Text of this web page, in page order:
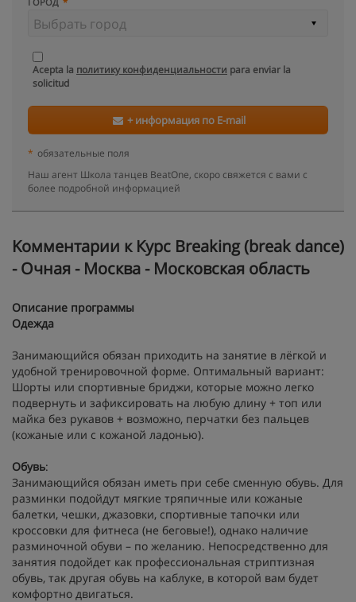
Acepta la политику конфиденциальности para enviar la
solicitud
+ информация по E-mail
* обязательные поля
Наш агент Школа танцев BeatOne, скоро свяжется с вами с
более подробной информацией
Kомментарии к Курс Breaking (break dance)
- Очная - Москва - Московская область
Описание программы
Одежда
Занимающийся обязан приходить на занятие в лёгкой и
удобной тренировочной форме. Оптимальный вариант:
Шорты или спортивные бриджи, которые можно легко
подвернуть и зафиксировать на любую длину + топ или
майка без рукавов + возможно, перчатки без пальцев
(кожаные или с кожаной ладонью).
Обувь:
Занимающийся обязан иметь при себе сменную обувь. Для
разминки подойдут мягкие тряпичные или кожаные
балетки, чешки, джазовки, спортивные тапочки или
кроссовки для фитнеса (не беговые!), однако наличие
разминочной обуви – по желанию. Непосредственно для
занятия подойдет как профессиональная стриптизная
обувь, так другая обувь на каблуке, в которой вам будет
комфортно двигаться.